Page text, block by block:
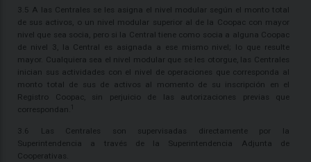
3.5 A las Centrales se les asigna el nivel modular según el monto total
de sus activos, o un nivel modular superior al de la Coopac con mayor
nivel que sea socia, pero si la Central tiene como socia a alguna Coopac
de nivel 3, la Central es asignada a ese mismo nivel; lo que resulte
mayor. Cualquiera sea el nivel modular que se les otorgue, las Centrales
inician sus actividades con el nivel de operaciones que corresponda al
monto total de sus de activos al momento de su inscripción en el
Registro Coopac, sin perjuicio de las autorizaciones previas que
correspondan.
3.6 Las Centrales son supervisadas directamente por la
Superintendencia a través de la Superintendencia Adjunta de
Cooperativas.